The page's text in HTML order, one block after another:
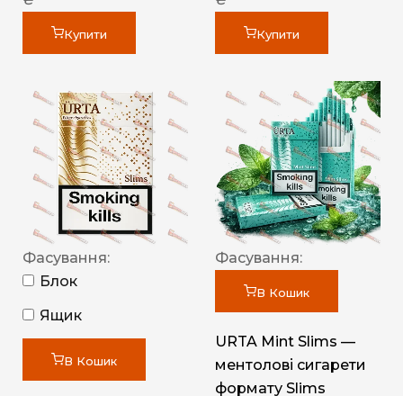
Купити Купити
Фасування:
Блок
Ящик
В Кошик
Фасування:
В Кошик
URTA Mint Slims —
ментолові сигарети
формату Slims